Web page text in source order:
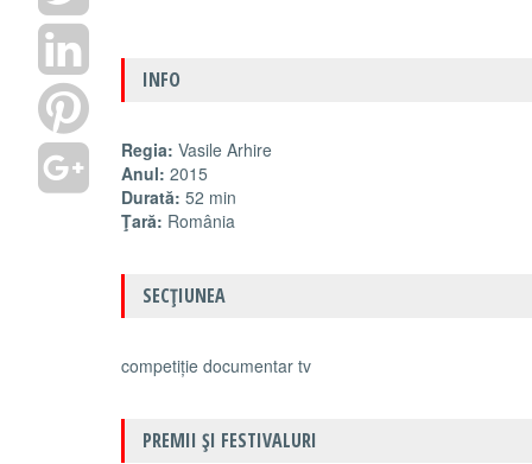
INFO
Regia: Vasile Arhire
Anul: 2015
Durată: 52 min
Ţară: România
SECŢIUNEA
competiție documentar tv
PREMII ŞI FESTIVALURI